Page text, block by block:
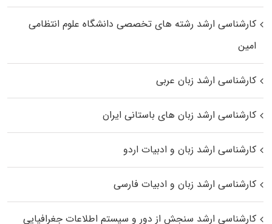
کارشناسی ارشد رﺷﺘﻪ ﻫﺎی تخصصی داﻧﺸﮕﺎه ﻋﻠﻮم انتظامی
اﻣﻴﻦ
کارشناسی ارشد زبان عربی
کارشناسی ارشد زبان‌ های باستانی ایران
کارشناسی ارشد زبان و ادبیات اردو
کارشناسی ارشد زبان و ادبیات فارسی
کارشناسی ارشد سنجش از دور و سیستم اطلاعات جغرافیایی